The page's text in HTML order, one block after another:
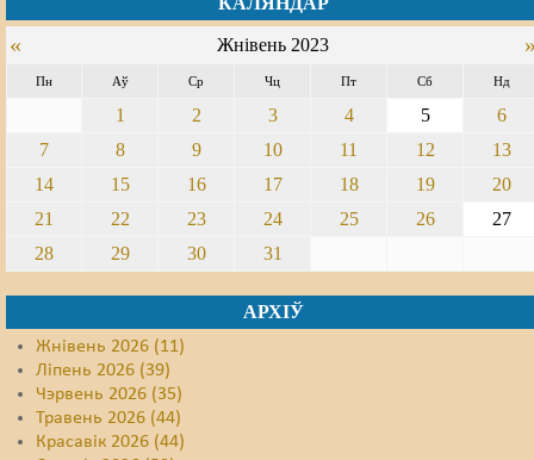
« Жнівень 2023
Пн Аў Ср Чц Пт Сб Нд
1 2 3 4 5
6
7
8 9 10 11 12
13
14
15 16 17 18 19
20
21
22 23 24 25 26
27
28
29 30 31
АРХІЎ
Жнівень 2026 (11)
Ліпень 2026 (39)
Чэрвень 2026 (35)
Травень 2026 (44)
Красавік 2026 (44)